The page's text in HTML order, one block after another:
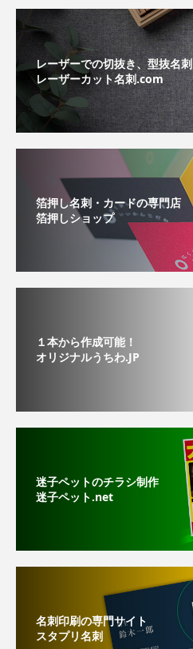
レーザーでの切抜き、型抜名刺
レーザーカット名刺.com
箔押し名刺・カードの専門店
箔押しショップ
１本から作成可能！
オリジナルうちわ.JP
迷子ペットのチラシ制作
迷子ペット.net
名刺印刷の専門サイト
スタプリ名刺